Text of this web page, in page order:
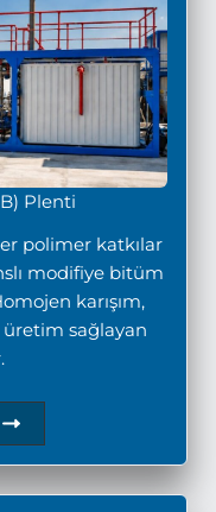
Plenti
polimer katkılar
modifiye bitüm
karışım,
sağlayan